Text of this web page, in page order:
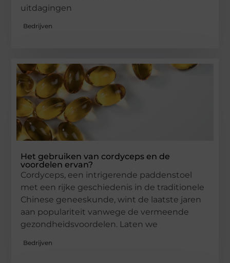
uitdagingen
Bedrijven
Het gebruiken van cordyceps en de
voordelen ervan?
Cordyceps, een intrigerende paddenstoel
met een rijke geschiedenis in de traditionele
Chinese geneeskunde, wint de laatste jaren
aan populariteit vanwege de vermeende
gezondheidsvoordelen. Laten we
Bedrijven